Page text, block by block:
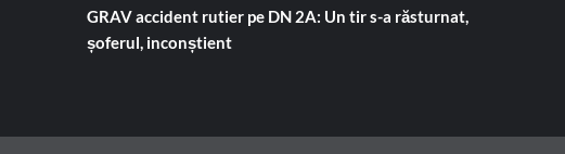
GRAV accident rutier pe DN 2A: Un tir s-a răsturnat,
șoferul, inconștient